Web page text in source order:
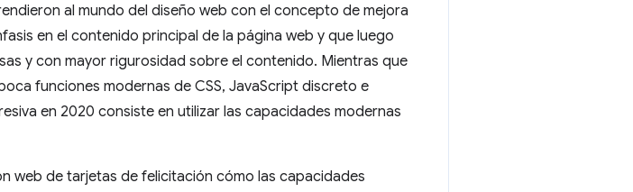
al mundo del diseño web con el concepto de mejora
en el contenido principal de la página web y que luego
y con mayor rigurosidad sobre el contenido. Mientras que
funciones modernas de CSS, JavaScript discreto e
en 2020 consiste en utilizar las capacidades modernas
web de tarjetas de felicitación cómo las capacidades